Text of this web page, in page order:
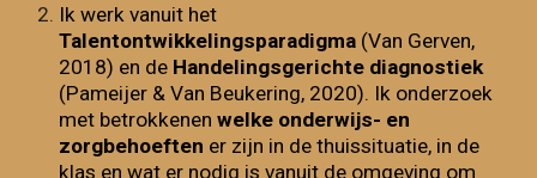
Ik werk vanuit het
Talentontwikkelingsparadigma (Van Gerven,
2018) en de Handelingsgerichte diagnostiek
(Pameijer & Van Beukering, 2020). Ik onderzoek
met betrokkenenwelke onderwijs- en
zorgbehoeften er zijn in de thuissituatie, in de
klas en wat er nodig is vanuit de omgeving om